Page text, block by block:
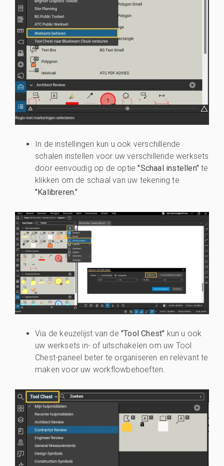
In de instellingen kun u ook verschillende
schalen instellen voor uw verschillende werksets
door eenvoudig op de optie"Schaal instellen" te
klikken om de schaal van uw tekening te
"Kalibreren."
Via de keuzelijst van de "Tool Chest" kun u ook
uw werksets in- of uitschakelen om uw Tool
Chest-paneel beter te organiseren en relevant te
maken voor uw workflowbehoeften.